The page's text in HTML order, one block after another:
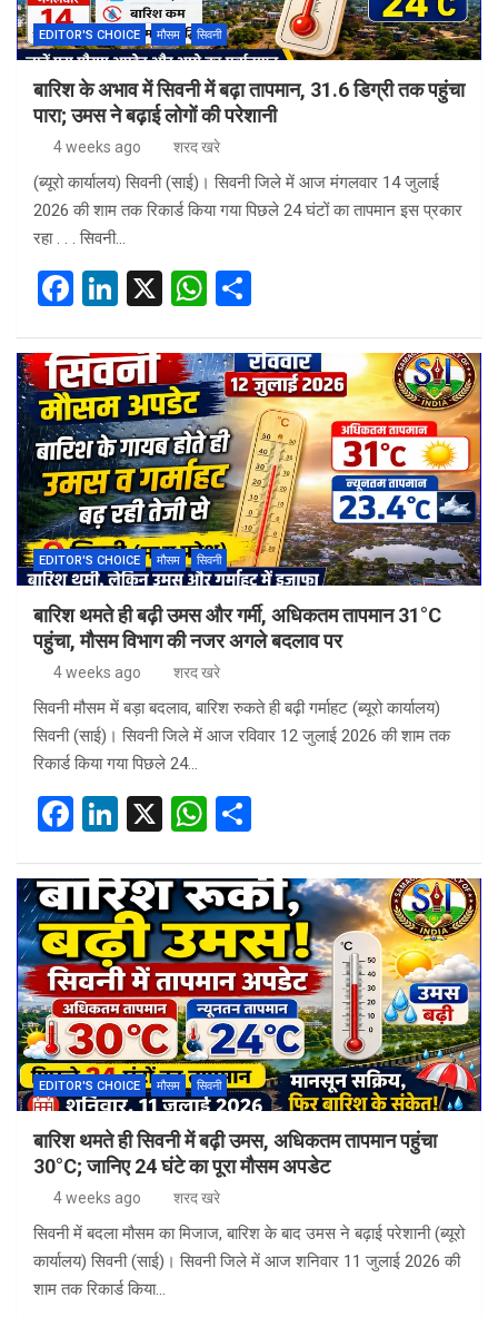
EDITOR'S CHOICE मौसम सिवनी
बारिश के अभाव में सिवनी में बढ़ा तापमान, 31.6 डिग्री तक पहुंचा
पारा; उमस ने बढ़ाई लोगों की परेशानी
4 weeks ago शरद खरे
(ब्यूरो कार्यालय) सिवनी (साई)। सिवनी जिले में आज मंगलवार 14 जुलाई
2026 की शाम तक रिकार्ड किया गया पिछले 24 घंटों का तापमान इस प्रकार
रहा . . . सिवनी…
F
ce
b
o
o
k
Li
ke
dI
n
X
W
at
s
A
p
p
ar
e
EDITOR'S CHOICE मौसम सिवनी
बारिश थमते ही बढ़ी उमस और गर्मी, अधिकतम तापमान 31°C
पहुंचा, मौसम विभाग की नजर अगले बदलाव पर
4 weeks ago शरद खरे
सिवनी मौसम में बड़ा बदलाव, बारिश रुकते ही बढ़ी गर्माहट (ब्यूरो कार्यालय)
सिवनी (साई)। सिवनी जिले में आज रविवार 12 जुलाई 2026 की शाम तक
रिकार्ड किया गया पिछले 24…
F
ce
b
o
o
k
Li
ke
dI
n
X
W
at
s
A
p
p
ar
e
EDITOR'S CHOICE मौसम सिवनी
बारिश थमते ही सिवनी में बढ़ी उमस, अधिकतम तापमान पहुंचा
30°C; जानिए 24 घंटे का पूरा मौसम अपडेट
4 weeks ago शरद खरे
सिवनी में बदला मौसम का मिजाज, बारिश के बाद उमस ने बढ़ाई परेशानी (ब्यूरो
कार्यालय) सिवनी (साई)। सिवनी जिले में आज शनिवार 11 जुलाई 2026 की
शाम तक रिकार्ड किया…